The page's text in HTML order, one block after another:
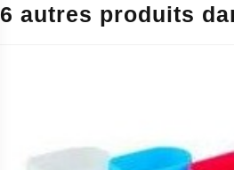
autres produits